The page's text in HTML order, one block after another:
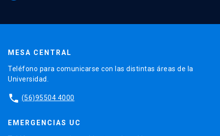
MESA CENTRAL
Teléfono para comunicarse con las distintas áreas de la
Universidad.
phone (56)95504 4000
EMERGENCIAS UC